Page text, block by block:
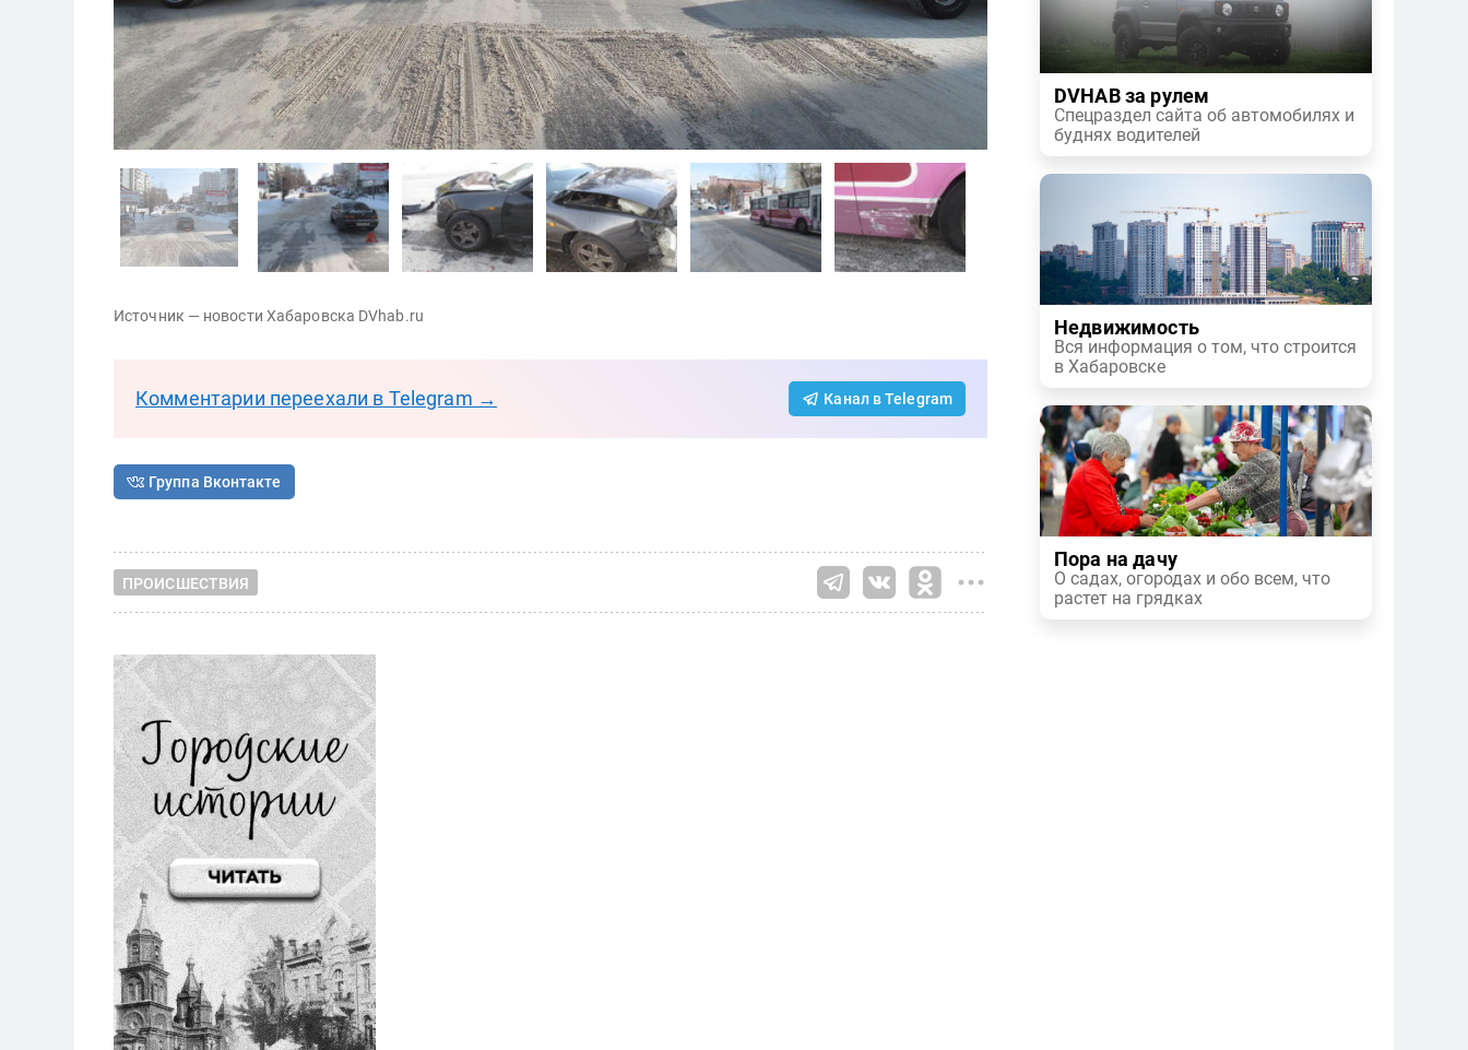
Источник — новости Хабаровска DVhab.ru
Комментарии переехали в Telegram → Канал в Telegram
Группа Вконтакте
ПРОИСШЕСТВИЯ
DVHAB за рулем
Спецраздел сайта об автомобилях и
буднях водителей
Недвижимость
Вся информация о том, что строится
в Хабаровске
Пора на дачу
О садах, огородах и обо всем, что
растет на грядках